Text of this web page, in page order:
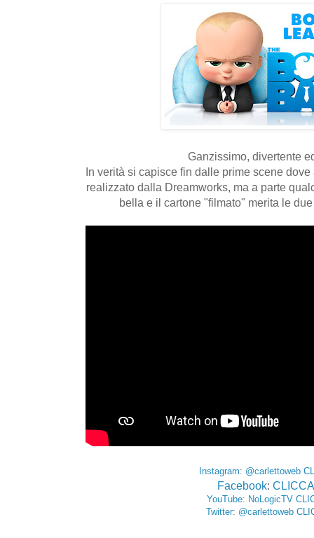
Ganzissimo, divertente
In verità si capisce fin dalle prime scene
realizzato dalla Dreamworks, ma a parte
bella e il cartone "filmato" merita le
Instagram: @carlettoweb
Facebook:
YouTube: NoLogicTV
Twitter: @carlettoweb